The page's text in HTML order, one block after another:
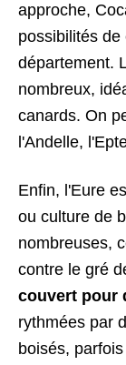
approche,
possibilités
département.
nombreux,
canards. On
l'Andelle,
Enfin, l'Eure
ou culture de
nombreuses,
contre le gré
couvert pour
rythmées par
boisés,